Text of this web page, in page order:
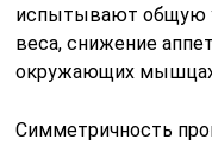
испытывают общую
веса, снижение
окружающих
Симметричность